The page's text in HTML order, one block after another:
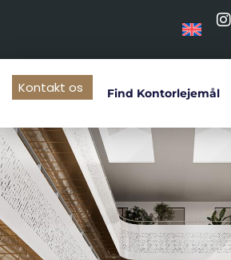
Find Kontorlejemål
Kontakt os